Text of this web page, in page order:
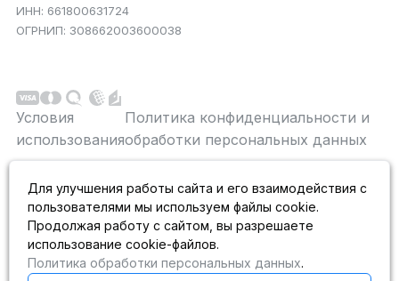
ИНН: 661800631724
ОГРНИП: 308662003600038
Условия
использования
Политика конфиденциальности и
обработки персональных данных
публичной офертой не является. На данном
информационном ресурсе применяются
рекомендательные технологии.
Для улучшения работы сайта и его взаимодействия с
пользователями мы используем файлы cookie.
Продолжая работу с сайтом, вы разрешаете
использование cookie-файлов.
Политика обработки персональных данных.